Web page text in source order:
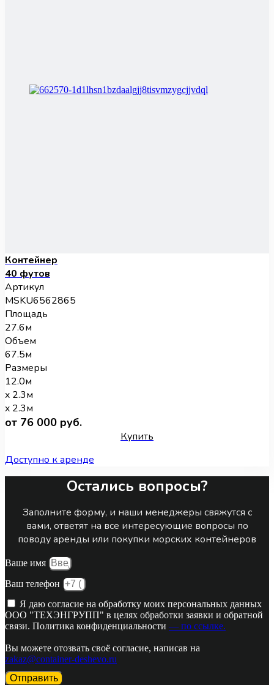
Контейнер
40 футов
Артикул
MSKU6562865
Площадь
27.6м
Объем
67.5м
Размеры
12.0м
x 2.3м
x 2.3м
от 76 000 руб.
Купить
Доступно к аренде
Остались вопросы?
Заполните форму, и наши менеджеры свяжутся с
вами, ответят на все интересующие вопросы по
поводу аренды или покупки морских контейнеров
Ваше имя
Ваш телефон
Я даю согласие на обработку моих персональных данных
ООО "ТЕХЭНГРУПП" в целях обработки заявки и обратной
связи. Политика конфиденциальности — по ссылке.
Вы можете отозвать своё согласие, написав на
zakaz@container-deshevo.ru
Отправить